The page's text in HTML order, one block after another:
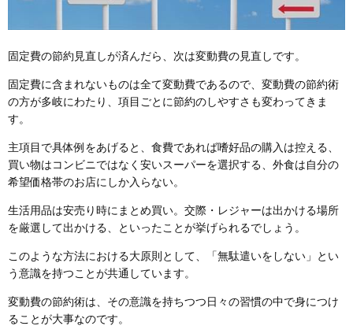
固定費の節約見直しが済んだら、次は変動費の見直しです。
固定費に含まれないものは全て変動費であるので、変動費の節約術
の方が多岐にわたり、項目ごとに節約のしやすさも変わってきま
す。
主項目で具体例をあげると、食費であれば嗜好品の購入は控える、
買い物はコンビニではなく安いスーパーを選択する、外食は自分の
希望価格帯のお店にしか入らない。
生活用品は安売り時にまとめ買い。交際・レジャーは出かける場所
を厳選して出かける、といったことが挙げられるでしょう。
このような方法における大原則として、
「無駄遣いをしない」とい
う意識を持つこと が共通しています。
変動費の節約術は、その意識を持ちつつ日々の習慣の中で身につけ
ることが大事なのです。